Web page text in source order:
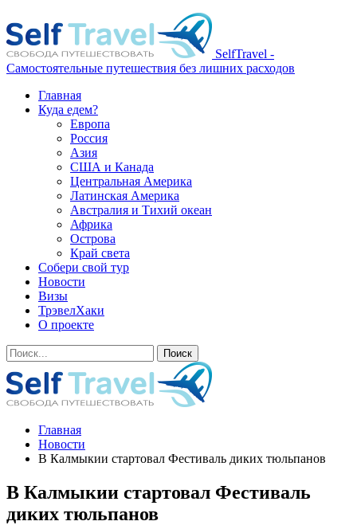
SelfTravel -
Самостоятельные путешествия без лишних расходов
Главная
Куда едем?
Европа
Россия
Азия
США и Канада
Центральная Америка
Латинская Америка
Австралия и Тихий океан
Африка
Острова
Край света
Собери свой тур
Новости
Визы
ТрэвелХаки
О проекте
Главная
Новости
В Калмыкии стартовал Фестиваль диких тюльпанов
В Калмыкии стартовал Фестиваль
диких тюльпанов